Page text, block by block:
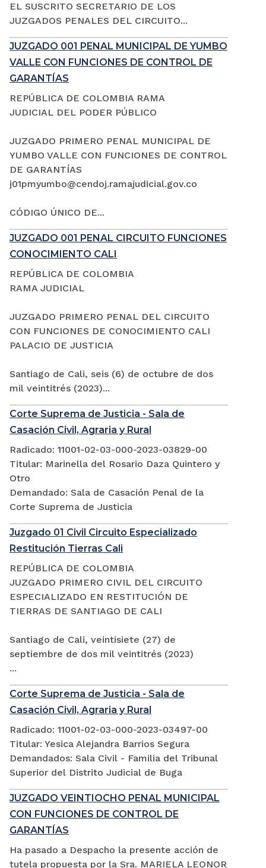
EL SUSCRITO SECRETARIO DE LOS
JUZGADOS PENALES DEL CIRCUITO...
JUZGADO 001 PENAL MUNICIPAL DE YUMBO
VALLE CON FUNCIONES DE CONTROL DE
GARANTÍAS
REPÚBLICA DE COLOMBIA RAMA
JUDICIAL DEL PODER PÚBLICO
JUZGADO PRIMERO PENAL MUNICIPAL DE
YUMBO VALLE CON FUNCIONES DE CONTROL
DE GARANTÍAS
j01pmyumbo@cendoj.ramajudicial.gov.co
CÓDIGO ÚNICO DE...
JUZGADO 001 PENAL CIRCUITO FUNCIONES
CONOCIMIENTO CALI
REPÚBLICA DE COLOMBIA
RAMA JUDICIAL
JUZGADO PRIMERO PENAL DEL CIRCUITO
CON FUNCIONES DE CONOCIMIENTO CALI
PALACIO DE JUSTICIA
Santiago de Cali, seis (6) de octubre de dos
mil veintitrés (2023)...
Corte Suprema de Justicia - Sala de
Casación Civil, Agraria y Rural
Radicado: 11001-02-03-000-2023-03829-00
Titular: Marinella del Rosario Daza Quintero y
Otro
Demandado: Sala de Casación Penal de la
Corte Suprema de Justicia
Juzgado 01 Civil Circuito Especializado
Restitución Tierras Cali
REPÚBLICA DE COLOMBIA
JUZGADO PRIMERO CIVIL DEL CIRCUITO
ESPECIALIZADO EN RESTITUCIÓN DE
TIERRAS DE SANTIAGO DE CALI
Santiago de Cali, veintisiete (27) de
septiembre de dos mil veintitrés (2023)
...
Corte Suprema de Justicia - Sala de
Casación Civil, Agraria y Rural
Radicado: 11001-02-03-000-2023-03497-00
Titular: Yesica Alejandra Barrios Segura
Demandados: Sala Civil - Familia del Tribunal
Superior del Distrito Judicial de Buga
JUZGADO VEINTIOCHO PENAL MUNICIPAL
CON FUNCIONES DE CONTROL DE
GARANTÍAS
Ha pasado a Despacho la presente acción de
tutela propuesta por la Sra. MARIELA LEONOR